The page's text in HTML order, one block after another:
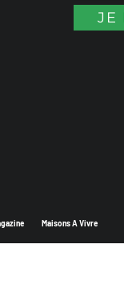
Maisons A Vivre